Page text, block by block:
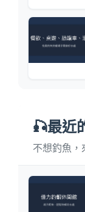
🎣最近
不想釣魚